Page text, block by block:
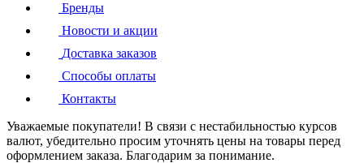
Бренды
Новости и акции
Доставка заказов
Способы оплаты
Контакты
Уважаемые покупатели! В связи с нестабильностью курсов
валют, убедительно просим уточнять цены на товары перед
оформлением заказа. Благодарим за понимание.